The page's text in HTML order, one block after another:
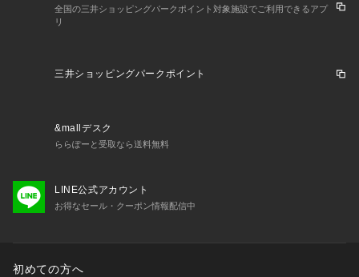
全国の三井ショッピングパークポイント対象施設でご利用できるアプ
リ
三井ショッピングパークポイント
&mallデスク
ららぽーと受取なら送料無料
LINE公式アカウント
お得なセール・クーポン情報配信中
初めての方へ